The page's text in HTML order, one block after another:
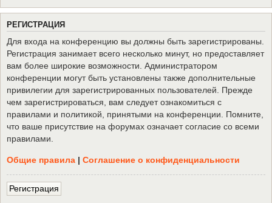
РЕГИСТРАЦИЯ
Для входа на конференцию вы должны быть зарегистрированы.
Регистрация занимает всего несколько минут, но предоставляет
вам более широкие возможности. Администратором
конференции могут быть установлены также дополнительные
привилегии для зарегистрированных пользователей. Прежде
чем зарегистрироваться, вам следует ознакомиться с
правилами и политикой, принятыми на конференции. Помните,
что ваше присутствие на форумах означает согласие со всеми
правилами.
Общие правила | Соглашение о конфиденциальности
Регистрация